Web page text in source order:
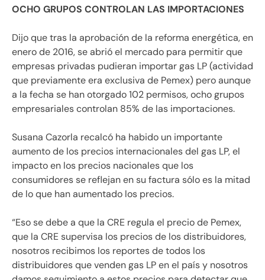
OCHO GRUPOS CONTROLAN LAS IMPORTACIONES
Dijo que tras la aprobación de la reforma energética, en
enero de 2016, se abrió el mercado para permitir que
empresas privadas pudieran importar gas LP (actividad
que previamente era exclusiva de Pemex) pero aunque
a la fecha se han otorgado 102 permisos, ocho grupos
empresariales controlan 85% de las importaciones.
Susana Cazorla recalcó ha habido un importante
aumento de los precios internacionales del gas LP, el
impacto en los precios nacionales que los
consumidores se reflejan en su factura sólo es la mitad
de lo que han aumentado los precios.
“Eso se debe a que la CRE regula el precio de Pemex,
que la CRE supervisa los precios de los distribuidores,
nosotros recibimos los reportes de todos los
distribuidores que venden gas LP en el país y nosotros